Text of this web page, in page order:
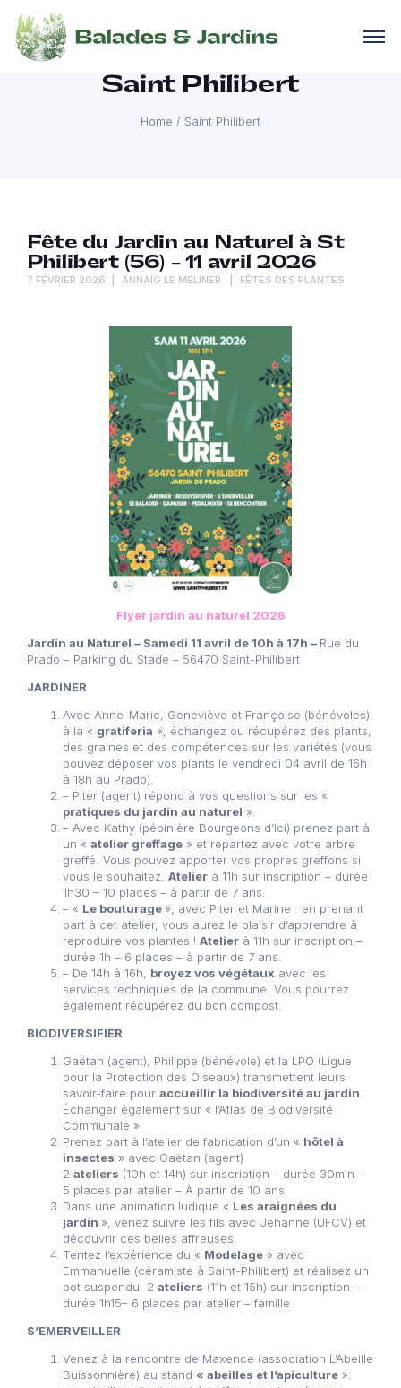
Saint Philibert
Home / Saint Philibert
Fête du Jardin au Naturel à St
Philibert (56) – 11 avril 2026
7 FÉVRIER 2026 ANNAÏG LE MELINER FÊTES DES PLANTES
Flyer jardin au naturel 2026
Jardin au Naturel – Samedi 11 avril de 10h à 17h – Rue du
Prado – Parking du Stade – 56470 Saint-Philibert
JARDINER
Avec Anne-Marie, Geneviève et Françoise (bénévoles),
à la « gratiferia », échangez ou récupérez des plants,
des graines et des compétences sur les variétés (vous
pouvez déposer vos plants le vendredi 04 avril de 16h
à 18h au Prado).
– Piter (agent) répond à vos questions sur les «
pratiques du jardin au naturel ».
– Avec Kathy (pépinière Bourgeons d’Ici) prenez part à
un « atelier greffage » et repartez avec votre arbre
greffé. Vous pouvez apporter vos propres greffons si
vous le souhaitez. Atelier à 11h sur inscription – durée
1h30 – 10 places – à partir de 7 ans.
– « Le bouturage », avec Piter et Marine : en prenant
part à cet atelier, vous aurez le plaisir d’apprendre à
reproduire vos plantes ! Atelier à 11h sur inscription –
durée 1h – 6 places – à partir de 7 ans.
– De 14h à 16h, broyez vos végétaux avec les
services techniques de la commune. Vous pourrez
également récupérez du bon compost.
BIODIVERSIFIER
Gaëtan (agent), Philippe (bénévole) et la LPO (Ligue
pour la Protection des Oiseaux) transmettent leurs
savoir-faire pour accueillir la biodiversité au jardin
Échanger également sur « l’Atlas de Biodiversité
Communale ».
Prenez part à l’atelier de fabrication d’un « hôtel à
insectes » avec Gaëtan (agent)
2 ateliers (10h et 14h) sur inscription – durée 30min –
5 places par atelier – À partir de 10 ans
Dans une animation ludique « Les araignées du
jardin », venez suivre les fils avec Jehanne (UFCV) et
découvrir ces belles affreuses.
Tentez l’expérience du « Modelage » avec
Emmanuelle (céramiste à Saint-Philibert) et réalisez un
pot suspendu. 2 ateliers (11h et 15h) sur inscription –
durée 1h15– 6 places par atelier – famille
S’EMERVEILLER
Venez à la rencontre de Maxence (association L’Abeille
Buissonnière) au stand « abeilles et l’apiculture ».